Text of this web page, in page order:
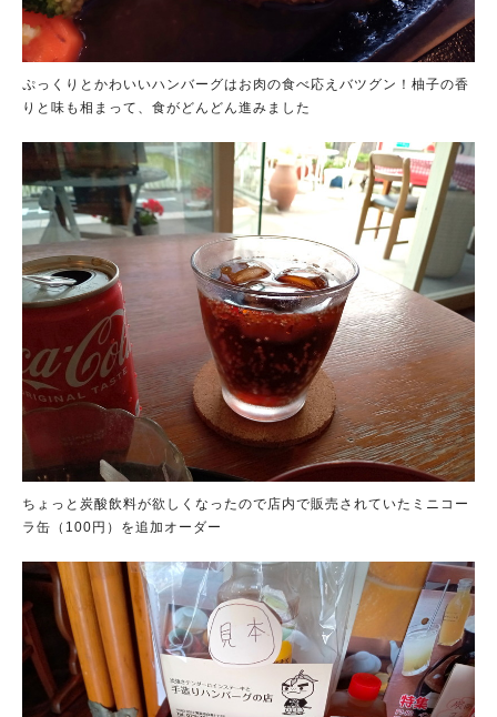
ぷっくりとかわいいハンバーグはお肉の食べ応えバツグン！柚子の香
りと味も相まって、食がどんどん進みました
ちょっと炭酸飲料が欲しくなったので店内で販売されていたミニコー
ラ缶（100円）を追加オーダー